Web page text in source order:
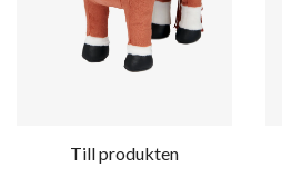
Till produkten